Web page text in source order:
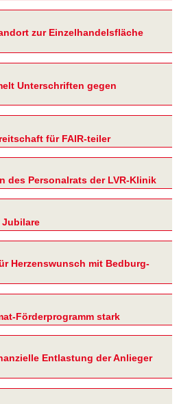
zur Einzelhandelsfläche
Unterschriften gegen
für FAIR-teiler
des Personalrats der LVR-Klinik
Jubilare
Herzenswunsch mit Bedburg-
Förderprogramm stark
Entlastung der Anlieger